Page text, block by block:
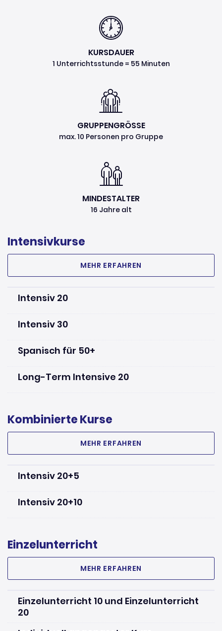
KURSDAUER
1 Unterrichtsstunde = 55 Minuten
GRUPPENGRÖSSE
max. 10 Personen pro Gruppe
MINDESTALTER
16 Jahre alt
Intensivkurse
MEHR ERFAHREN
Intensiv 20
Intensiv 30
Spanisch für 50+
Long-Term Intensive 20
Kombinierte Kurse
MEHR ERFAHREN
Intensiv 20+5
Intensiv 20+10
Einzelunterricht
MEHR ERFAHREN
Einzelunterricht 10 und Einzelunterricht
20